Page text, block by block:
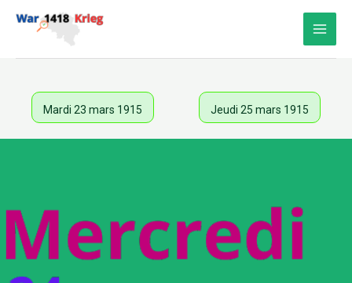
Mardi 23 mars 1915 Jeudi 25 mars 1915